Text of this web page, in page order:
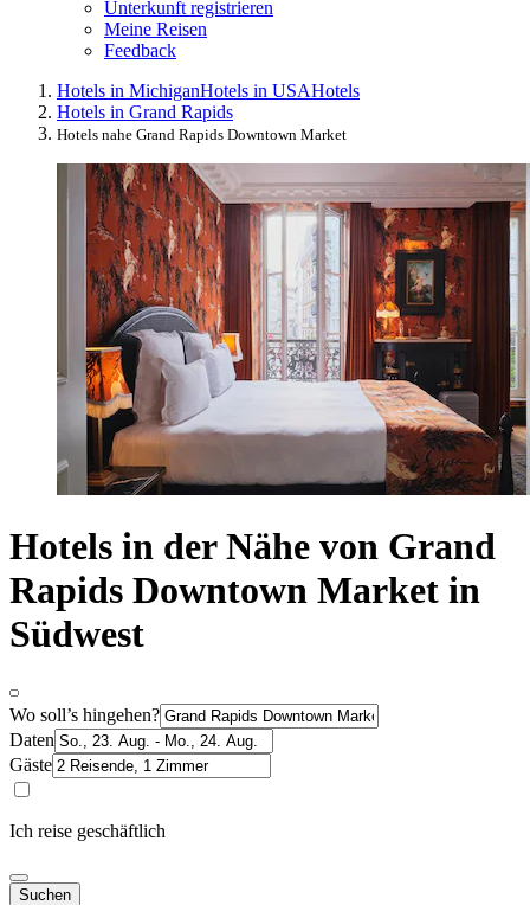
Unterkunft registrieren
Meine Reisen
Feedback
Hotels in MichiganHotels in USAHotels
Hotels in Grand Rapids
Hotels nahe Grand Rapids Downtown Market
Hotels in der Nähe von Grand
Rapids Downtown Market in
Südwest
Wo soll’s hingehen?
Daten
Gäste
Ich reise geschäftlich
Suchen